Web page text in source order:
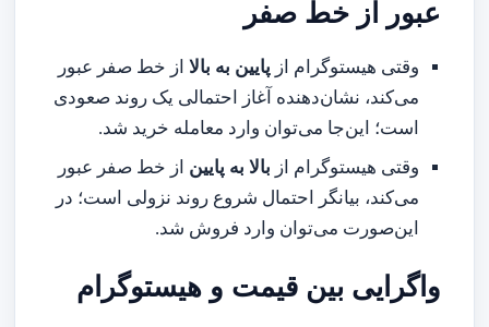
عبور از خط صفر
وقتی هیستوگرام از پایین به بالا از خط صفر عبور
می‌کند، نشان‌دهنده آغاز احتمالی یک روند صعودی
است؛ این‌جا می‌توان وارد معامله خرید شد.
وقتی هیستوگرام از بالا به پایین از خط صفر عبور
می‌کند، بیانگر احتمال شروع روند نزولی است؛ در
این‌صورت می‌توان وارد فروش شد.
واگرایی بین قیمت و هیستوگرام